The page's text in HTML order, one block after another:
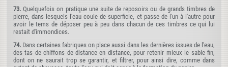
73. Quelquefois on pratique une suite de reposoirs ou de grands timbres de
pierre, dans lesquels l'eau coule de superficie, et passe de l'un à l'autre pour
avoir le tems de déposer peu à peu dans chacun de ces timbres ce qui lui
restait d'immondices.
74. Dans certaines fabriques on place aussi dans les dernières issues de l'eau,
des tas de chiffons de distance en distance, pour retenir mieux le sable fin,
dont on ne saurait trop se garantir, et filtrer, pour ainsi dire, comme dans